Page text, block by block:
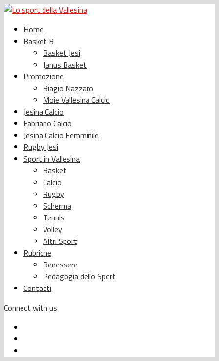
Home
Basket B
Basket Jesi
Janus Basket
Promozione
Biagio Nazzaro
Moie Vallesina Calcio
Jesina Calcio
Fabriano Calcio
Jesina Calcio Femminile
Rugby Jesi
Sport in Vallesina
Basket
Calcio
Rugby
Scherma
Tennis
Volley
Altri Sport
Rubriche
Benessere
Pedagogia dello Sport
Contatti
Connect with us